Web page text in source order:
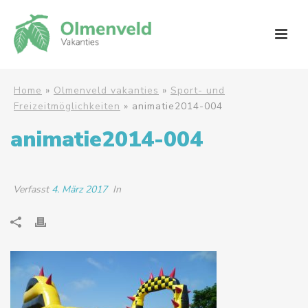
Home » Olmenveld vakanties » Sport- und
Freizeitmöglichkeiten » animatie2014-004
animatie2014-004
Verfasst 4. März 2017 In